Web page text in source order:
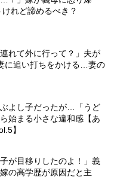
れど諦めるべき？
れて外に行って？」夫が
に追い打ちをかける…妻の
よし子だったが…「うど
始まる小さな違和感【あ
】
が目移りしたのよ！」義
の高学歴が原因だと主